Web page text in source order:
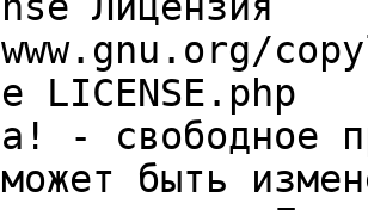
LICENSE.php
- свободное
быть